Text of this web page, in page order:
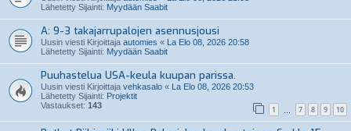
Lähetetty Sijainti: Myydään Saabit
A: 9-3 takajarrupalojen asennusjousi
Uusin viesti Kirjoittaja automies « La Elo 08, 2026 20:58
Lähetetty Sijainti: Myydään Saabit
Puuhastelua USA-keula kuupan parissa.
Uusin viesti Kirjoittaja vehkasalo « La Elo 08, 2026 20:53
Lähetetty Sijainti: Projektit
Vastaukset: 143 1 7 8 9 10